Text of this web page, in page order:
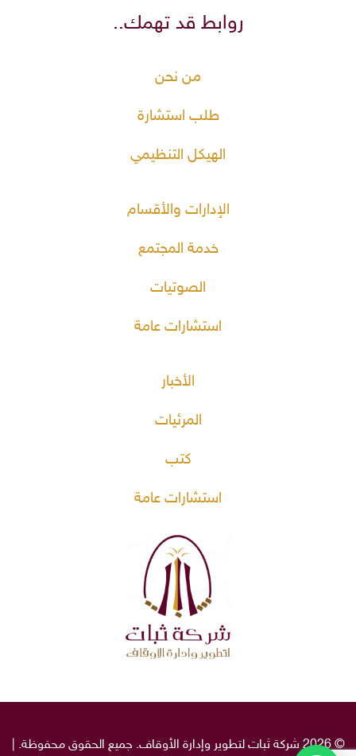
روابط قد تهمك..
من نحن
طلب استشارة
الهيكل التنظيمي
الإدارات والأقسام
خدمة المجتمع
الصوتيات
استشارات عامة
الأخبار
المرئيات
كتب
استشارات عامة
© 2026 شركة ثبات لتطوير وإدارة الأوقاف. جميع الحقوق محفوظة. |